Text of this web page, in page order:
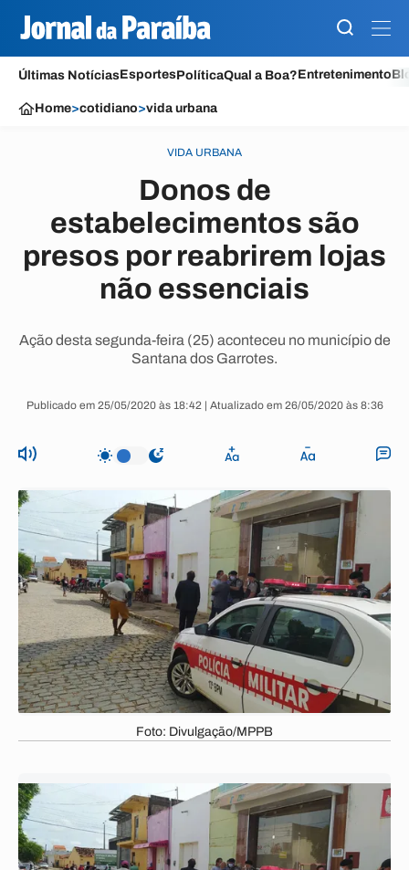
Últimas NotíciasEsportesPolíticaQual a Boa?Entretenimento
Home>cotidiano>vida urbana
VIDA URBANA
Donos de
estabelecimentos são
presos por reabrirem lojas
não essenciais
Ação desta segunda-feira (25) aconteceu no município de
Santana dos Garrotes.
Publicado em 25/05/2020 às 18:42 | Atualizado em 26/05/2020 às 8:36
Foto: Divulgação/MPPB